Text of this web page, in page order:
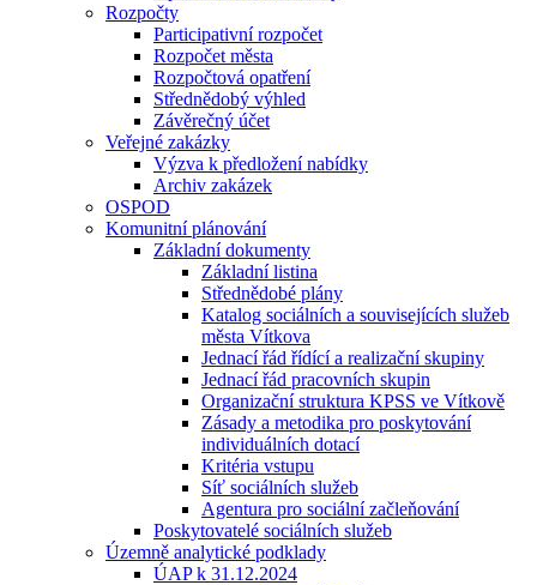
Rozpočty
Participativní rozpočet
Rozpočet města
Rozpočtová opatření
Střednědobý výhled
Závěrečný účet
Veřejné zakázky
Výzva k předložení nabídky
Archiv zakázek
OSPOD
Komunitní plánování
Základní dokumenty
Základní listina
Střednědobé plány
Katalog sociálních a souvisejících služeb
města Vítkova
Jednací řád řídící a realizační skupiny
Jednací řád pracovních skupin
Organizační struktura KPSS ve Vítkově
Zásady a metodika pro poskytování
individuálních dotací
Kritéria vstupu
Síť sociálních služeb
Agentura pro sociální začleňování
Poskytovatelé sociálních služeb
Územně analytické podklady
ÚAP k 31.12.2024